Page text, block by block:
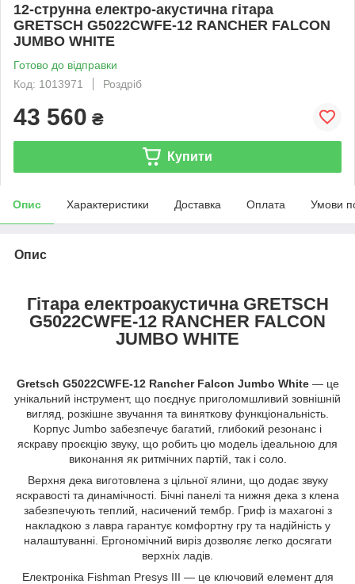
12-струнна електро-акустична гітара
GRETSCH G5022CWFE-12 RANCHER FALCON
JUMBO WHITE
Готово до відправки
Код: 1013971
Роздріб
43 560 ₴
Купити
Опис Характеристики Доставка Оплата Умови
Опис
Гітара електроакустична GRETSCH
G5022CWFE-12 RANCHER FALCON
JUMBO WHITE
Gretsch G5022CWFE-12 Rancher Falcon Jumbo White— це
унікальний інструмент, що поєднує приголомшливий зовнішній
вигляд, розкішне звучання та виняткову функціональність.
Корпус Jumbo забезпечує багатий, глибокий резонанс і
яскраву проєкцію звуку, що робить цю модель ідеальною для
виконання як ритмічних партій, так і соло.
Верхня дека виготовлена з цільної ялини, що додає звуку
яскравості та динамічності. Бічні панелі та нижня дека з клена
забезпечують теплий, насичений тембр. Гриф із махагоні з
накладкою з лавра гарантує комфортну гру та надійність у
налаштуванні. Ергономічний виріз дозволяє легко досягати
верхніх ладів.
Електроніка Fishman Presys III — це ключовий елемент для